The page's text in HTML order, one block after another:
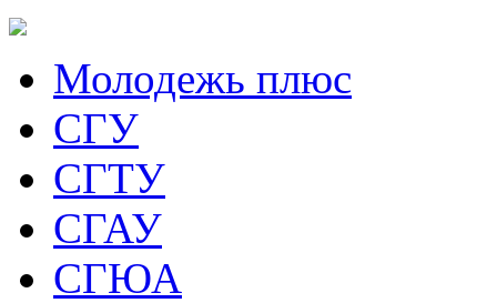
Молодежь плюс
СГУ
СГТУ
СГАУ
СГЮА